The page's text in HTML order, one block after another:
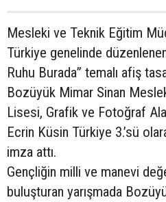
Mesleki ve Teknik Eğitim
Türkiye genelinde
Ruhu Burada” temalı afiş
Bozüyük Mimar Sinan
Lisesi, Grafik ve Fotoğraf
Ecrin Küsin Türkiye 3.’sü
imza attı.
Gençliğin milli ve manevi
buluşturan yarışmada